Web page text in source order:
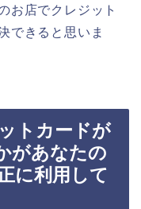
お店でクレジット
できると思いま
トカードが
があなたの
に利用して